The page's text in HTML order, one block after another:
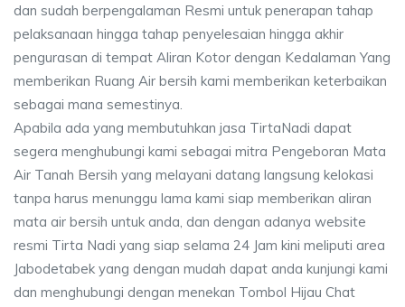
dan sudah berpengalaman Resmi untuk penerapan tahap
pelaksanaan hingga tahap penyelesaian hingga akhir
pengurasan di tempat Aliran Kotor dengan Kedalaman Yang
memberikan Ruang Air bersih kami memberikan keterbaikan
sebagai mana semestinya.
Apabila ada yang membutuhkan jasa TirtaNadi dapat
segera menghubungi kami sebagai mitra Pengeboran Mata
Air Tanah Bersih yang melayani datang langsung kelokasi
tanpa harus menunggu lama kami siap memberikan aliran
mata air bersih untuk anda, dan dengan adanya website
resmi Tirta Nadi yang siap selama 24 Jam kini meliputi area
Jabodetabek yang dengan mudah dapat anda kunjungi kami
dan menghubungi dengan menekan Tombol Hijau Chat